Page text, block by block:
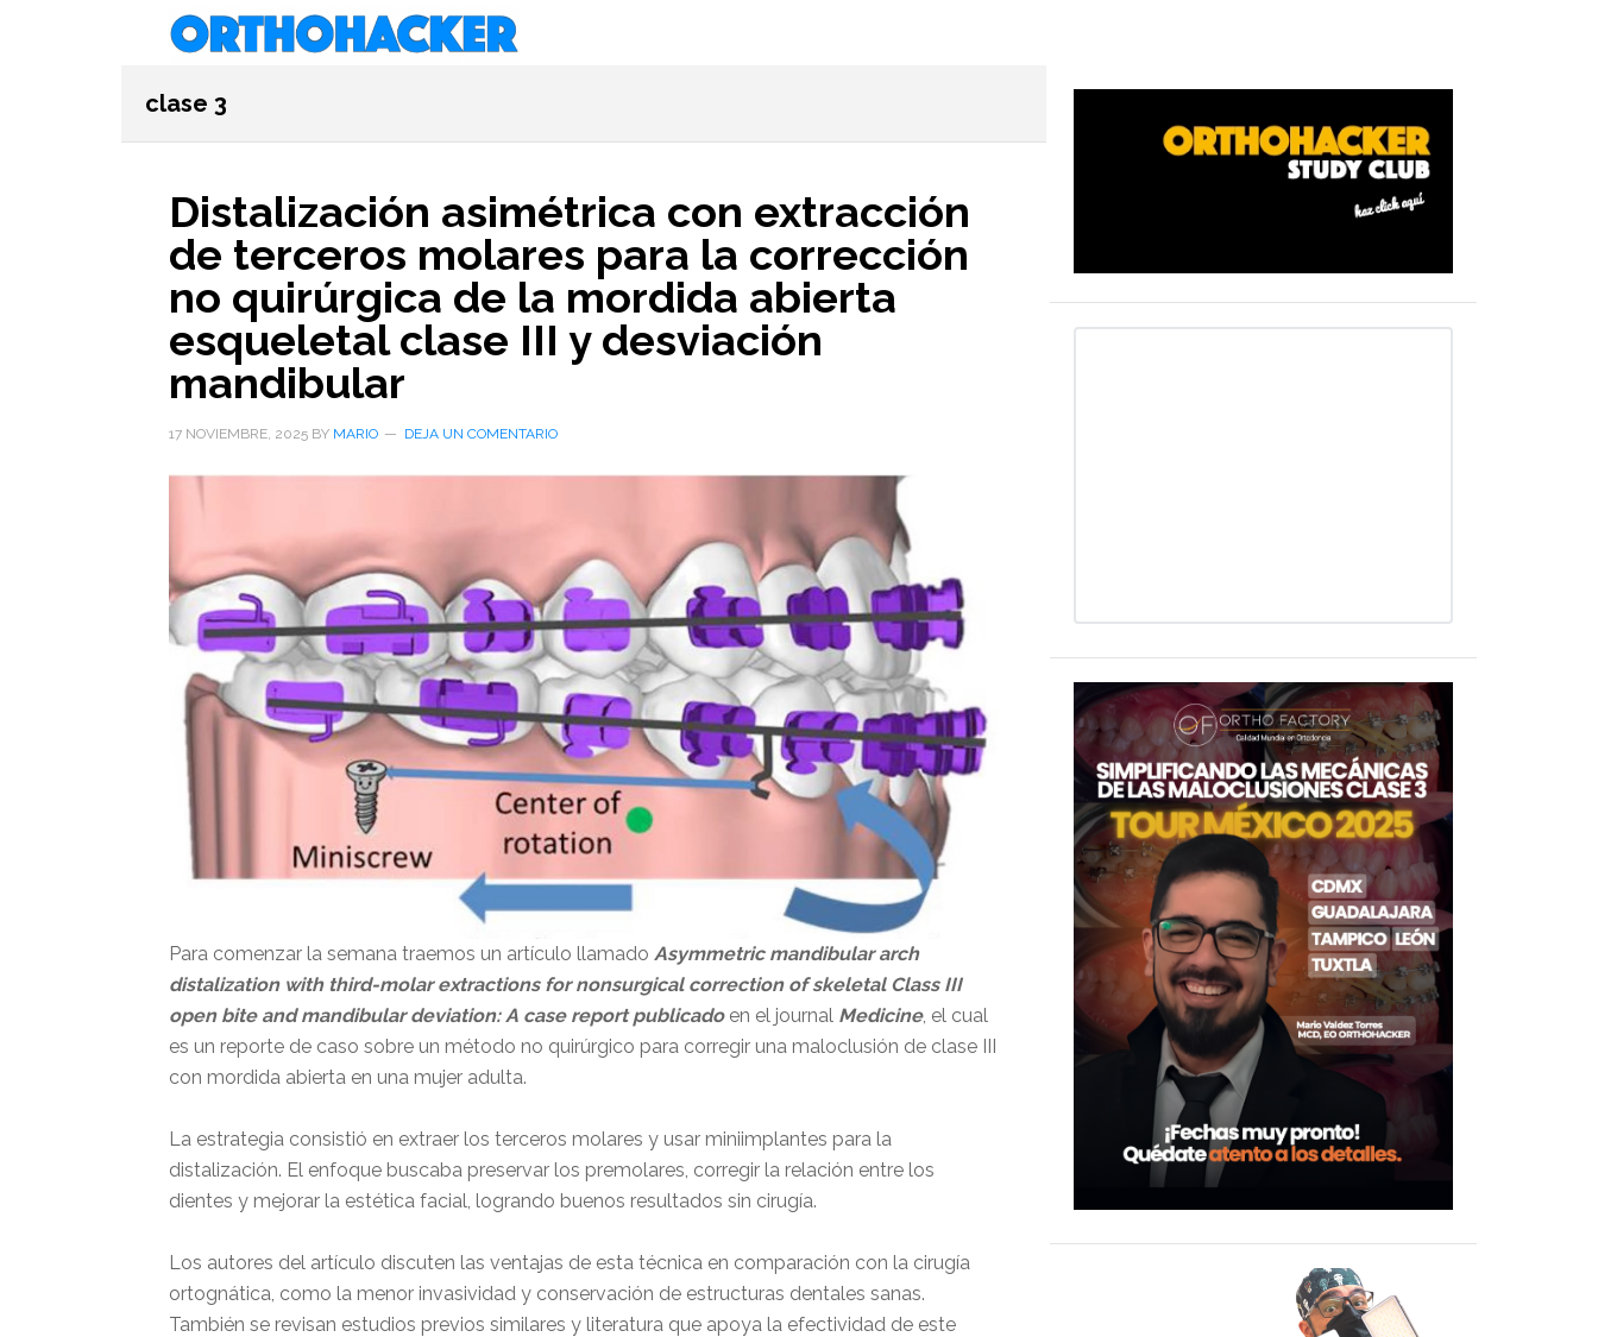
clase 3
Distalización asimétrica con extracción
de terceros molares para la corrección
no quirúrgica de la mordida abierta
esqueletal clase III y desviación
mandibular
17 NOVIEMBRE, 2025 BY MARIO DEJA UN COMENTARIO
Para comenzar la semana traemos un artículo llamado Asymmetric mandibular arch
distalization with third-molar extractions for nonsurgical correction of skeletal Class III
open bite and mandibular deviation: A case report publicadoen el journal Medicine, el cual
es un reporte de caso sobre un método no quirúrgico para corregir una maloclusión de clase III
con mordida abierta en una mujer adulta.
La estrategia consistió en extraer los terceros molares y usar miniimplantes para la
distalización. El enfoque buscaba preservar los premolares, corregir la relación entre los
dientes y mejorar la estética facial, logrando buenos resultados sin cirugía.
Los autores del artículo discuten las ventajas de esta técnica en comparación con la cirugía
ortognática, como la menor invasividad y conservación de estructuras dentales sanas.
También se revisan estudios previos similares y literatura que apoya la efectividad de este
Barra
primaria